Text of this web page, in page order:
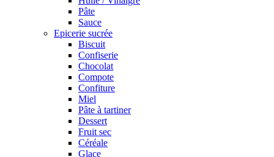
Pâte
Sauce
Epicerie sucrée
Biscuit
Confiserie
Chocolat
Compote
Confiture
Miel
Pâte à tartiner
Dessert
Fruit sec
Céréale
Glace